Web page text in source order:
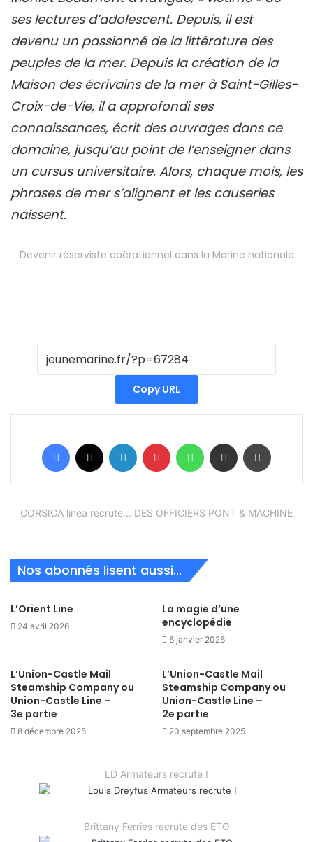
ses lectures d’adolescent. Depuis, il est
devenu un passionné de la littérature des
peuples de la mer. Depuis la création de la
Maison des écrivains de la mer à Saint-Gilles-
Croix-de-Vie, il a approfondi ses
connaissances, écrit des ouvrages dans ce
domaine, jusqu’au point de l’enseigner dans
un cursus universitaire. Alors, chaque mois, les
phrases de mer s’alignent et les causeries
naissent.
Devenir réserviste opérationnel dans la Marine nationale
Copy URL
Facebook Linkedin Pinterest WhatsAppPartager par email
CORSICA linea recrute... DES OFFICIERS PONT & MACHINE
Nos abonnés lisent aussi...
L’Orient Line
24 avril 2026
La magie d’une
encyclopédie
6 janvier 2026
L’Union-Castle Mail
Steamship Company ou
Union-Castle Line –
3e partie
8 décembre 2025
L’Union-Castle Mail
Steamship Company ou
Union-Castle Line –
2e partie
20 septembre 2025
LD Armateurs recrute !
Brittany Ferries recrute des ETO